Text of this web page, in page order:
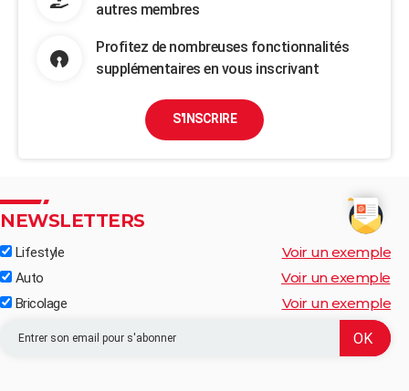
autres membres
Profitez de nombreuses fonctionnalités
supplémentaires en vous inscrivant
S'INSCRIRE
NEWSLETTERS
Lifestyle Voir un exemple
Auto Voir un exemple
Bricolage Voir un exemple